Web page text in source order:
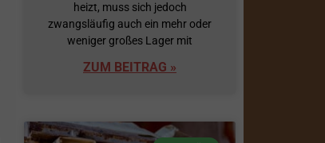
heizt, muss sich jedoch
zwangsläufig auch ein mehr oder
weniger großes Lager mit
ZUM BEITRAG »